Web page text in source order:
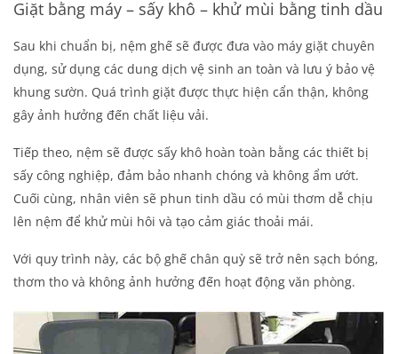
Giặt bằng máy – sấy khô – khử mùi bằng tinh dầu
Sau khi chuẩn bị, nệm ghế sẽ được đưa vào máy giặt chuyên
dụng, sử dụng các dung dịch vệ sinh an toàn và lưu ý bảo vệ
khung sườn. Quá trình giặt được thực hiện cẩn thận, không
gây ảnh hưởng đến chất liệu vải.
Tiếp theo, nệm sẽ được sấy khô hoàn toàn bằng các thiết bị
sấy công nghiệp, đảm bảo nhanh chóng và không ẩm ướt.
Cuối cùng, nhân viên sẽ phun tinh dầu có mùi thơm dễ chịu
lên nệm để khử mùi hôi và tạo cảm giác thoải mái.
Với quy trình này, các bộ ghế chân quỳ sẽ trở nên sạch bóng,
thơm tho và không ảnh hưởng đến hoạt động văn phòng.